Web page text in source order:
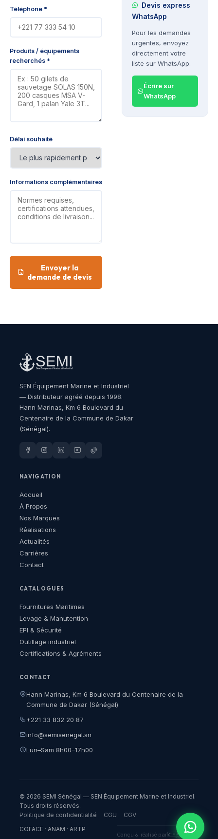
Téléphone *
Produits / équipements
recherchés *
Délai souhaité
Informations complémentaires
Envoyer la
demande de devis
Devis express
WhatsApp
Pour les demandes
urgentes, envoyez
directement votre
liste sur WhatsApp.
Écrire sur
WhatsApp
SEN Équipement Marine et Industriel
— Distributeur agréé depuis 1998.
Hann Marinas, Km 6 Boulevard du
Centenaire de la Commune de Dakar
(Sénégal).
NAVIGATION
Accueil
À Propos
Nos Marques
Réalisations
Actualités
Carrières
Contact
CATALOGUES
Fournitures Maritimes
Levage & Manutention
EPI & Sécurité
Outillage industriel
Certifications & Agréments
CONTACT
Hann Marinas, Km 6 Boulevard du Centenaire de la
Commune de Dakar (Sénégal)
+221 33 832 20 87
info@semisenegal.sn
Lun–Sam 8h00–17h00
© 2026 SEMI Sénégal — SEN Équipement Marine et Industriel.
Tous droits réservés.
Politique de confidentialité
CGU
CGV
COFACE · ANAM · ARTP
Conçu & réalisé par